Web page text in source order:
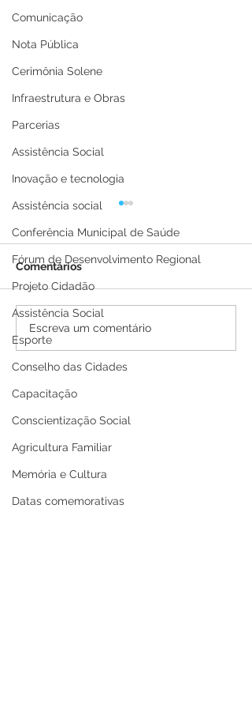
Comunicação
Nota Pública
Cerimônia Solene
Infraestrutura e Obras
Parcerias
Assistência Social
Inovação e tecnologia
Assistência social
Conferência Municipal de Saúde
Fórum de Desenvolvimento Regional
Projeto Cidadão
Assistência Social
Esporte
Conselho das Cidades
Capacitação
Conscientização Social
Agricultura Familiar
Memória e Cultura
Datas comemorativas
Carnavale 2026 encerra
com grande show
nacional de Koyote em
de folia
Comentários
Escreva um comentário